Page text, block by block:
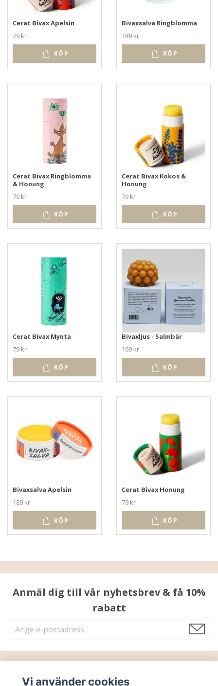
Cerat Bivax Apelsin
79 kr
KÖP
Bivaxsalva Ringblomma
189 kr
KÖP
Cerat Bivax Ringblomma
& Honung
79 kr
KÖP
Cerat Bivax Kokos &
Honung
79 kr
KÖP
Cerat Bivax Mynta
79 kr
KÖP
Bivaxljus - Salmbär
169 kr
KÖP
Bivaxsalva Apelsin
189 kr
KÖP
Cerat Bivax Honung
79 kr
KÖP
Anmäl dig till vår nyhetsbrev & få 10%
rabatt
Vi använder cookies